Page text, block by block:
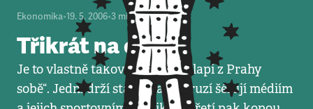
Ekonomika•19. 5. 2006•3 minuty
Třikrát na okraj
Je to vlastně taková hra na „chlapi z Prahy
sobě“. Jedni drží státní kasu, druzí šéfují médiím